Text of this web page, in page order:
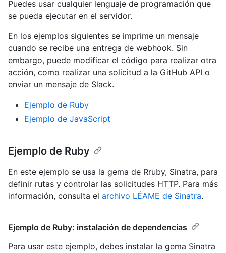
Puedes usar cualquier lenguaje de programación que
se pueda ejecutar en el servidor.
En los ejemplos siguientes se imprime un mensaje
cuando se recibe una entrega de webhook. Sin
embargo, puede modificar el código para realizar otra
acción, como realizar una solicitud a la GitHub API o
enviar un mensaje de Slack.
Ejemplo de Ruby
Ejemplo de JavaScript
Ejemplo de Ruby
En este ejemplo se usa la gema de Rruby, Sinatra, para
definir rutas y controlar las solicitudes HTTP. Para más
información, consulta el archivo LÉAME de Sinatra.
Ejemplo de Ruby: instalación de dependencias
Para usar este ejemplo, debes instalar la gema Sinatra